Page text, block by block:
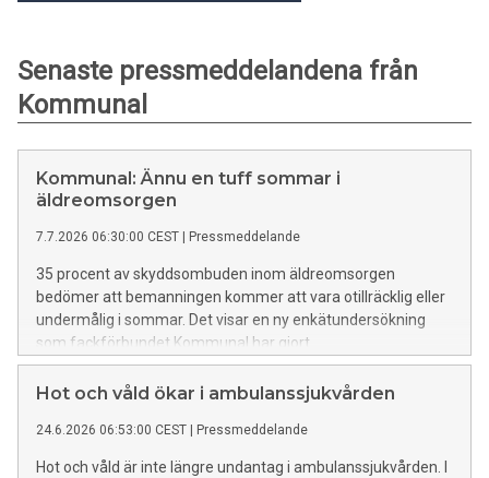
Senaste pressmeddelandena från
Kommunal
Kommunal: Ännu en tuff sommar i
äldreomsorgen
7.7.2026 06:30:00 CEST | Pressmeddelande
35 procent av skyddsombuden inom äldreomsorgen
bedömer att bemanningen kommer att vara otillräcklig eller
undermålig i sommar. Det visar en ny enkätundersökning
som fackförbundet Kommunal har gjort.
Hot och våld ökar i ambulanssjukvården
24.6.2026 06:53:00 CEST | Pressmeddelande
Hot och våld är inte längre undantag i ambulanssjukvården. I